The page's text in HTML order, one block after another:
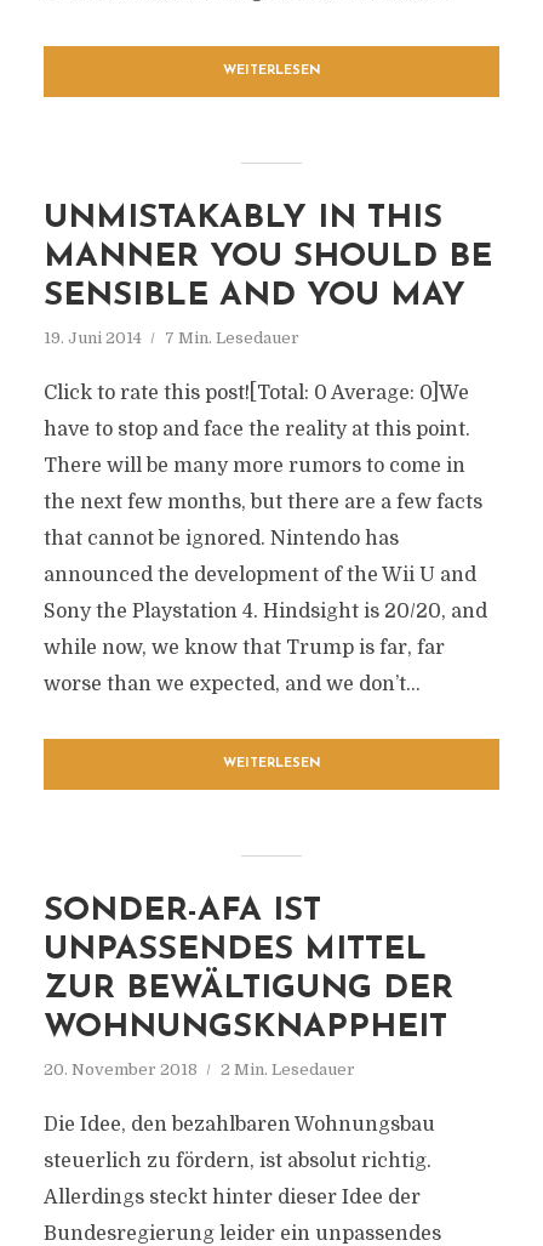
WEITERLESEN
UNMISTAKABLY IN THIS
MANNER YOU SHOULD BE
SENSIBLE AND YOU MAY
19. Juni 2014 7 Min. Lesedauer
Click to rate this post![Total: 0 Average: 0]We
have to stop and face the reality at this point.
There will be many more rumors to come in
the next few months, but there are a few facts
that cannot be ignored. Nintendo has
announced the development of the Wii U and
Sony the Playstation 4. Hindsight is 20/20, and
while now, we know that Trump is far, far
worse than we expected, and we don’t...
WEITERLESEN
SONDER-AFA IST
UNPASSENDES MITTEL
ZUR BEWÄLTIGUNG DER
WOHNUNGSKNAPPHEIT
20. November 2018 2 Min. Lesedauer
Die Idee, den bezahlbaren Wohnungsbau
steuerlich zu fördern, ist absolut richtig.
Allerdings steckt hinter dieser Idee der
Bundesregierung leider ein unpassendes